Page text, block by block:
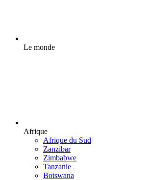
Le monde
Afrique
Afrique du Sud
Zanzibar
Zimbabwe
Tanzanie
Botswana